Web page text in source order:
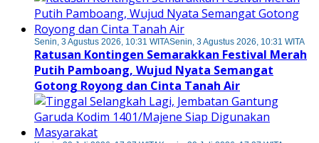
Senin, 3 Agustus 2026, 10:31 WITASenin, 3 Agustus 2026, 10:31 WITA
Ratusan Kontingen Semarakkan Festival Merah
Putih Pamboang, Wujud Nyata Semangat
Gotong Royong dan Cinta Tanah Air